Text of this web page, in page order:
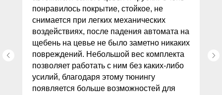
понравилось покрытие, стойкое, не
снимается при легких механических
воздействиях, после падения автомата на
щебень на цевье не было заметно никаких
повреждений. Небольшой вес комплекта
позволяет работать с ним без каких-либо
усилий, благодаря этому тюнингу
появляется больше возможностей для